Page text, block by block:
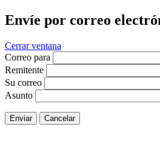
Envíe por correo
Cerrar ventana
Correo para
Remitente
Su correo
Asunto
Enviar Cancelar